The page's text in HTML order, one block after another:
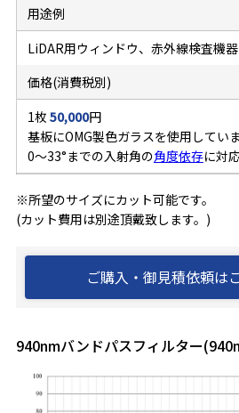
用途例
LiDAR用ウィンドウ、赤外線検査機
価格(消費税別)
1枚 50,000円
基板にOMG製色ガラスを使用していま
0～33°までの入射角の角度依存に対
※所望のサイズにカット可能です。
(カット費用は別途頂戴致します。)
ご購入・御見積依頼は
940nmバンドパスフィルター